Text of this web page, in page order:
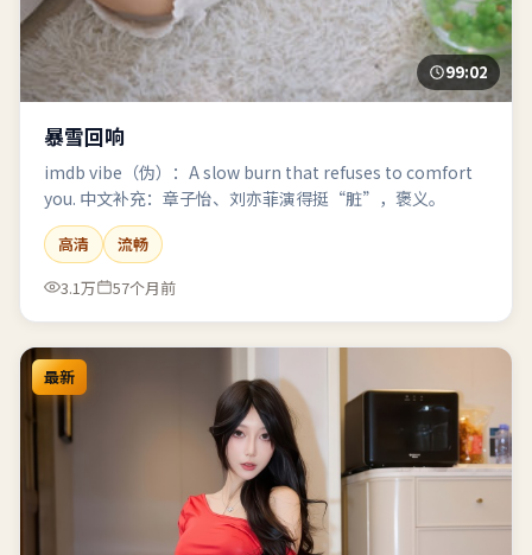
99:02
暴雪回响
imdb vibe（伪）：A slow burn that refuses to comfort
you. 中文补充：章子怡、刘亦菲演得挺“脏”，褒义。
高清
流畅
3.1万
57个月前
最新